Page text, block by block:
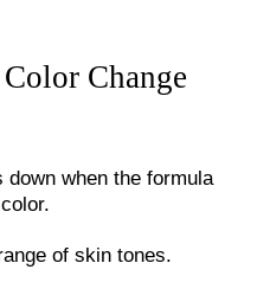
Change
down when the formula
of skin tones.